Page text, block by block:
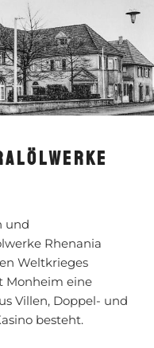
und
Rhenania
Weltkrieges
Monheim eine
Villen, Doppel- und
besteht.